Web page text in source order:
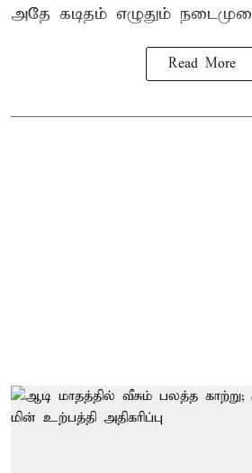
அதே கடிதம் எழுதும்
Read More